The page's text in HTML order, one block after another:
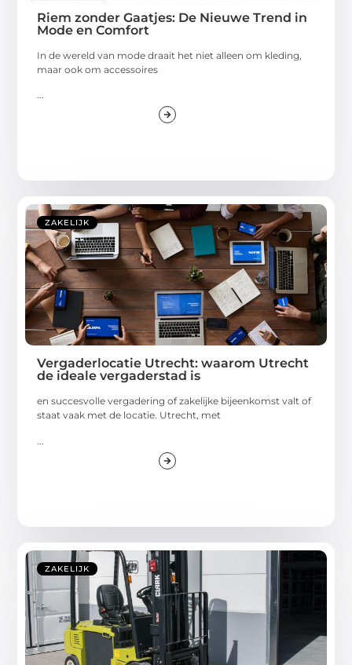
Riem zonder Gaatjes: De Nieuwe Trend in
Mode en Comfort
In de wereld van mode draait het niet alleen om kleding,
maar ook om accessoires
...
ZAKELIJK
Vergaderlocatie Utrecht: waarom Utrecht
de ideale vergaderstad is
en succesvolle vergadering of zakelijke bijeenkomst valt of
staat vaak met de locatie. Utrecht, met
ZAKELIJK